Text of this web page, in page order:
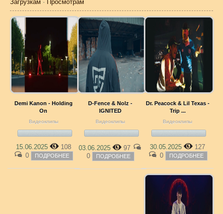
Загрузкам · Просмотрам
Demi Kanon - Holding
On
Видеоклипы
15.06.2025
108
0
ПОДРОБНЕЕ
D-Fence & Nolz -
IGNITED
Видеоклипы
03.06.2025
97
0
ПОДРОБНЕЕ
Dr. Peacock & Lil Texas -
Trip ...
Видеоклипы
30.05.2025
127
0
ПОДРОБНЕЕ